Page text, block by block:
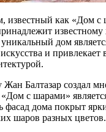
известный как «Дом с
уникальный дом
и привлекает
Жан Балтазар создал
с шарами»
фасад дома покрыт
шаров разных цветов.